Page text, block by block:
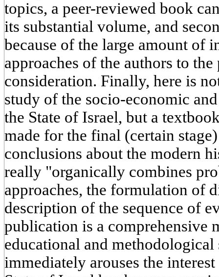
topics, a peer-reviewed book
its substantial volume, and
because of the large amount of
approaches of the authors to
consideration. Finally, here is
study of the socio-economic
the State of Israel, but a
made for the final (certain
conclusions about the modern
really "organically combines
approaches, the formulation of
description of the sequence of
publication is a comprehensive
educational and
immediately arouses the